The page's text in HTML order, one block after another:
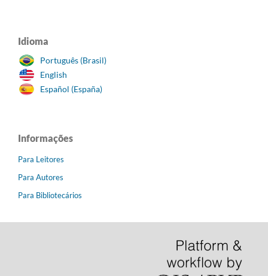
Idioma
Português (Brasil)
English
Español (España)
Informações
Para Leitores
Para Autores
Para Bibliotecários